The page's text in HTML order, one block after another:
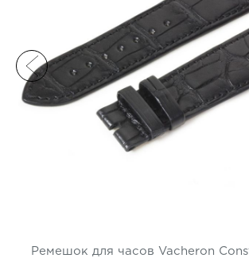
Ремешок для часов Vacheron
Ремешки для часов Maurice Lacroix
Ремешки для часов Omega
Ремешки для часов Panerai
Ремешки для часов Patek Philippe
Ремешки для часов Parmigiani
Ремешки для часов Roger Dubuis